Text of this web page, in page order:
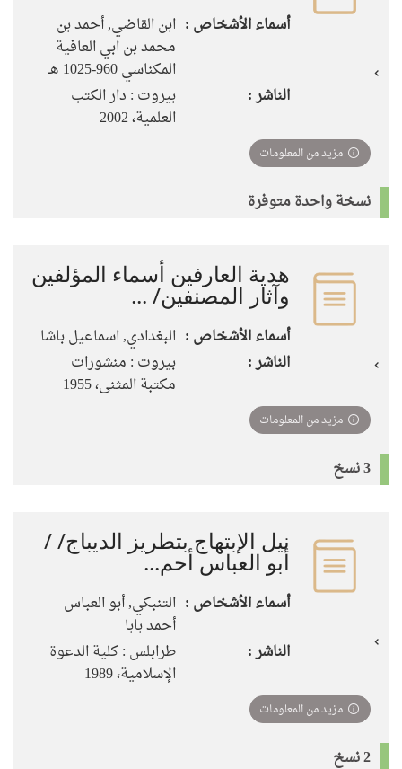
أسماء الأشخاص : ابن القاضي, أحمد بن
محمد بن ابي العافية
المكناسي 960-1025 هـ
الناشر :
بيروت : دار الكتب
العلمية، 2002
مزيد من المعلومات
نسخة واحدة متوفرة
هدية العارفين أسماء المؤلفين
وآثار المصنفين/ ...
أسماء الأشخاص : البغدادي, اسماعيل باشا
الناشر :
بيروت : منشورات
مكتبة المثنى، 1955
مزيد من المعلومات
3 نسخ
نيل الإبتهاج بتطريز الديباج/ /
أبو العباس أحم...
أسماء الأشخاص : التنبكي, أبو العباس
أحمد بابا
الناشر :
طرابلس : كلية الدعوة
الإسلامية، 1989
مزيد من المعلومات
2 نسخ